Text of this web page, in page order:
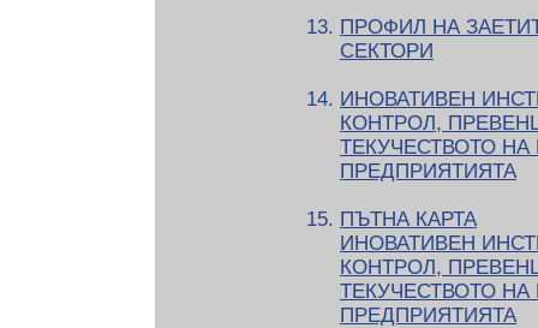
ПРОФИЛ НА
СЕКТОРИ
ИНОВАТИВЕН
КОНТРОЛ,
ТЕКУЧЕСТВОТО НА
ПРЕДПРИЯТИЯТА
ПЪТНА КАРТА
ИНОВАТИВЕН
КОНТРОЛ,
ТЕКУЧЕСТВОТО НА
ПРЕДПРИЯТИЯТА